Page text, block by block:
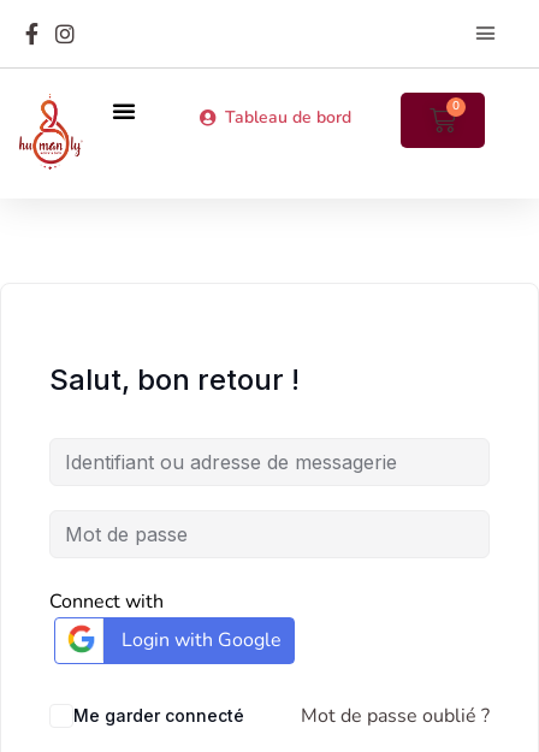
Tableau de bord 0
Salut, bon retour !
Connect with
Login with Google
Me garder connecté Mot de passe oublié ?